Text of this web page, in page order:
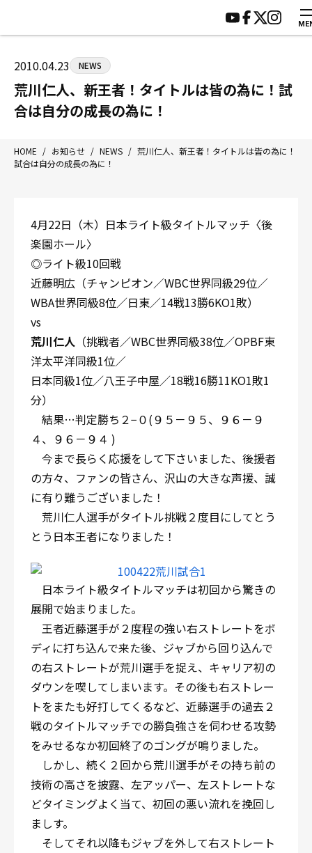
〒192-0072 東京都八王子市南町3-8 第2原嶋ビル1F
Tel/Fax：042-622-7222
営業時間：月〜土 14:00〜22:00 / 日・祝 14:00〜19:00
HOME
ジムについて
トレーニング
アマ・スパー各大会・キッズ
入会案内
見学・1日体験
施設紹介
会員様の声
サポーター募集
2010.04.23 NEWS
荒川仁人、新王者！タイトルは皆の為に！試
合は自分の成長の為に！
HOME / お知らせ / NEWS / 荒川仁人、新王者！タイトルは皆の為に！
試合は自分の成長の為に！
4月22日（木）日本ライト級タイトルマッチ〈後
楽園ホール〉
◎ライト級10回戦
近藤明広（チャンピオン／WBC世界同級29位／
WBA世界同級8位／日東／14戦13勝6KO1敗）
vs
荒川仁人 （挑戦者／WBC世界同級38位／OPBF東
洋太平洋同級1位／
日本同級1位／八王子中屋／18戦16勝11KO1敗1
分）
結果…判定勝ち２−０(９５－９５、９６－９
４、９６－９４ )
今まで長らく応援をして下さいました、後援者
の方々、ファンの皆さん、沢山の大きな声援、誠
に有り難うございました！
荒川仁人選手がタイトル挑戦２度目にしてとう
とう日本王者になりました！
日本ライト級タイトルマッチは初回から驚きの
展開で始まりました。
王者近藤選手が２度程の強い右ストレートをボ
ディに打ち込んで来た後、ジャブから回り込んで
の右ストレートが荒川選手を捉え、キャリア初の
ダウンを喫してしまいます。その後も右ストレー
トをまたも好打してくるなど、近藤選手の過去２
戦のタイトルマッチでの勝負強さを伺わせる攻勢
をみせるなか初回終了のゴングが鳴りました。
しかし、続く２回から荒川選手がその持ち前の
技術の高さを披露、左アッパー、左ストレートな
どタイミングよく当て、初回の悪い流れを挽回し
ましす。
そしてそれ以降もジャブを外して右ストレート